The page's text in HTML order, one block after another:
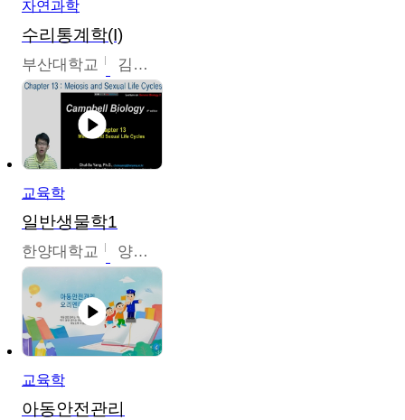
자연과학
수리통계학(I)
부산대학교 김충락
교육학
일반생물학1
한양대학교 양철수
교육학
아동안전관리